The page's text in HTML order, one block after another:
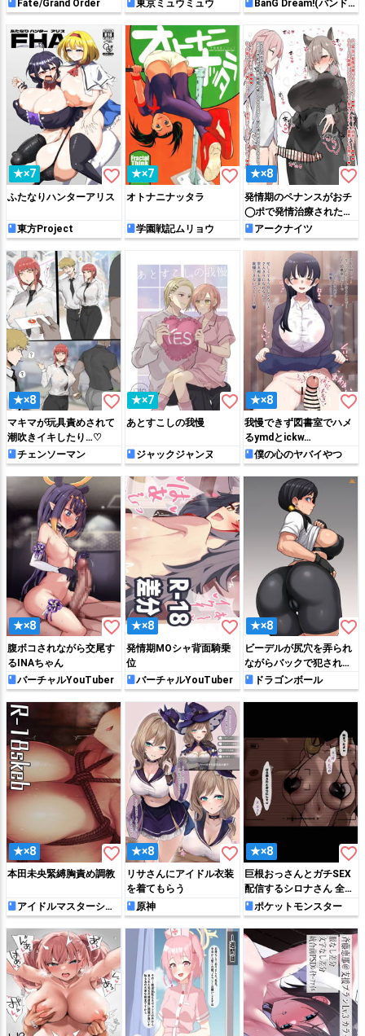
Fate/Grand Order 東京ミュウミュウ
BanG Dream!(バンド
リ！)
★×7 favorite_border
ふたなりハンターアリス
東方Project
★×7 favorite_border
オトナニナッタラ
学園戦記ムリョウ
★×8 favorite_border
発情期のペナンスがおチ
◯ポで発情治療された
り…♡
アークナイツ
★×8 favorite_border
マキマが玩具責めされて
潮吹きイキしたり…♡
チェンソーマン
★×7 favorite_border
あとすこしの我慢
ジャックジャンヌ
★×8 favorite_border
我慢できず図書室でハメ
るymdとickw…
僕の心のヤバイやつ
★×8 favorite_border
腹ボコされながら交尾す
るINAちゃん
バーチャルYouTuber
★×8 favorite_border
発情期MOシャ背面騎乗
位
バーチャルYouTuber
★×8 favorite_border
ビーデルが尻穴を弄られ
ながらバックで犯されて
噴乳しながら感じちゃう
♡
ドラゴンボール
★×8 favorite_border
本田未央緊縛胸責め調教
アイドルマスターシン
デレラガールズ
★×8 favorite_border
リサさんにアイドル衣装
を着てもらう
原神
★×8 favorite_border
巨根おっさんとガチSEX
配信するシロナさん 全１
４枚ポケットモンスター